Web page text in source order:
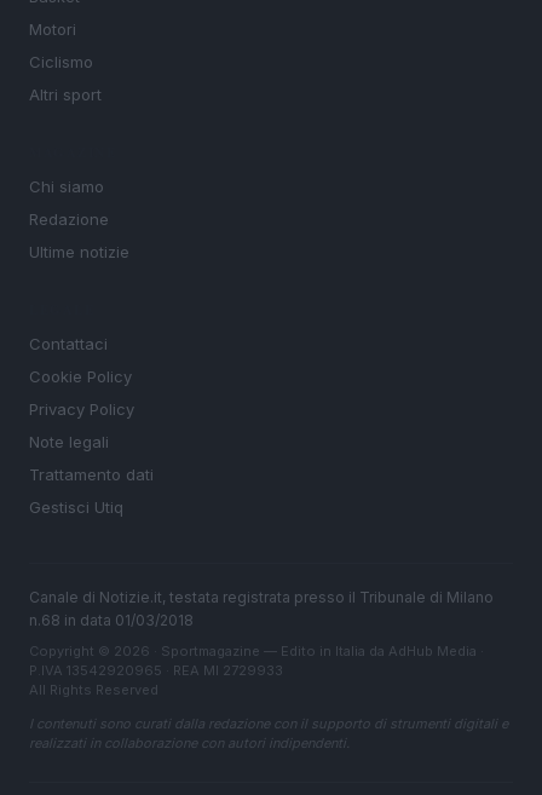
Motori
Ciclismo
Altri sport
Chi siamo
Redazione
Ultime notizie
Contattaci
Cookie Policy
Privacy Policy
Note legali
Trattamento dati
Gestisci Utiq
Canale di Notizie.it, testata registrata presso il Tribunale di Milano
n.68 in data 01/03/2018
Copyright © 2026 · Sportmagazine — Edito in Italia da AdHub Media
P.IVA 13542920965 · REA MI 2729933
All Rights Reserved
I contenuti sono curati dalla redazione con il supporto di strumenti digitali e
realizzati in collaborazione con autori indipendenti.